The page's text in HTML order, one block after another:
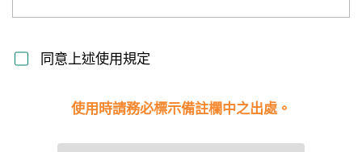
同意上述使用規定
使用時請務必標示備註欄中之出處。